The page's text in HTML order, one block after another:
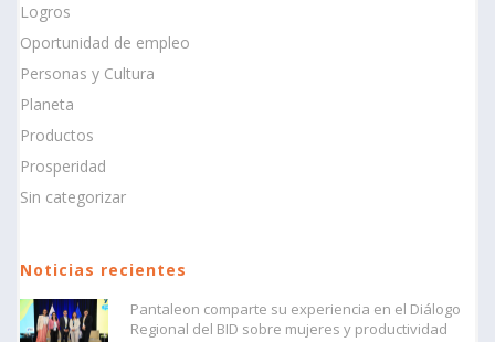
Logros
Oportunidad de empleo
Personas y Cultura
Planeta
Productos
Prosperidad
Sin categorizar
Noticias recientes
Pantaleon comparte su experiencia en el Diálogo
Regional del BID sobre mujeres y productividad